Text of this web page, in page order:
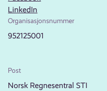
LinkedIn
Organisasjonsnummer
952125001
Post
Norsk Regnesentral STI